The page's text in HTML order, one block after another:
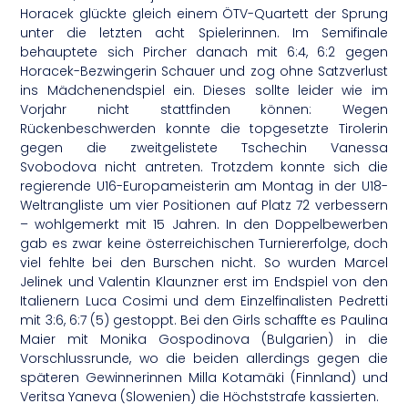
Horacek glückte gleich einem ÖTV-Quartett der Sprung
unter die letzten acht Spielerinnen. Im Semifinale
behauptete sich Pircher danach mit 6:4, 6:2 gegen
Horacek-Bezwingerin Schauer und zog ohne Satzverlust
ins Mädchenendspiel ein. Dieses sollte leider wie im
Vorjahr nicht stattfinden können: Wegen
Rückenbeschwerden konnte die topgesetzte Tirolerin
gegen die zweitgelistete Tschechin Vanessa
Svobodova nicht antreten. Trotzdem konnte sich die
regierende U16-Europameisterin am Montag in der U18-
Weltrangliste um vier Positionen auf Platz 72 verbessern
– wohlgemerkt mit 15 Jahren. In den Doppelbewerben
gab es zwar keine österreichischen Turniererfolge, doch
viel fehlte bei den Burschen nicht. So wurden Marcel
Jelinek und Valentin Klaunzner erst im Endspiel von den
Italienern Luca Cosimi und dem Einzelfinalisten Pedretti
mit 3:6, 6:7 (5) gestoppt. Bei den Girls schaffte es Paulina
Maier mit Monika Gospodinova (Bulgarien) in die
Vorschlussrunde, wo die beiden allerdings gegen die
späteren Gewinnerinnen Milla Kotamäki (Finnland) und
Veritsa Yaneva (Slowenien) die Höchststrafe kassierten.